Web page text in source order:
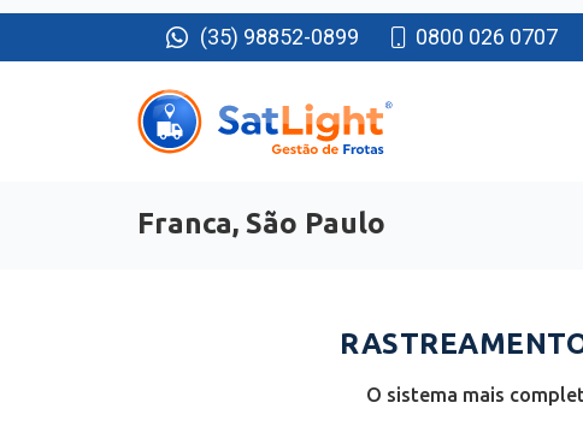
(35) 98852-0899 0800 026 0707
Franca, São Paulo
O sistema mais